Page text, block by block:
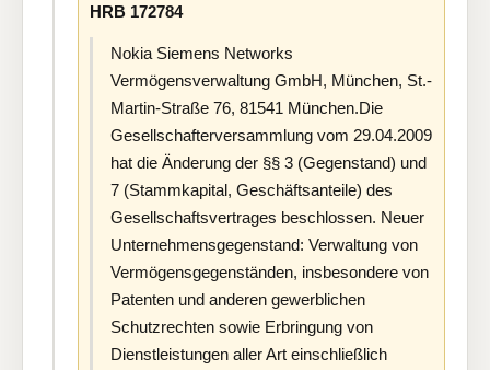
HRB 172784
Nokia Siemens Networks
Vermögensverwaltung GmbH, München, St.-
Martin-Straße 76, 81541 München.Die
Gesellschafterversammlung vom 29.04.2009
hat die Änderung der §§ 3 (Gegenstand) und
7 (Stammkapital, Geschäftsanteile) des
Gesellschaftsvertrages beschlossen. Neuer
Unternehmensgegenstand: Verwaltung von
Vermögensgegenständen, insbesondere von
Patenten und anderen gewerblichen
Schutzrechten sowie Erbringung von
Dienstleistungen aller Art einschließlich